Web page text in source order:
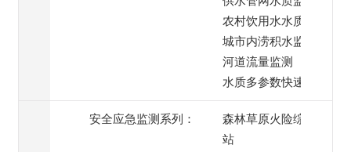
农村饮用水水质监测
城市内涝积水监测
河道流量监测
水质多参数快速检测
安全应急监测系列：
森林草原火险综合监测
站